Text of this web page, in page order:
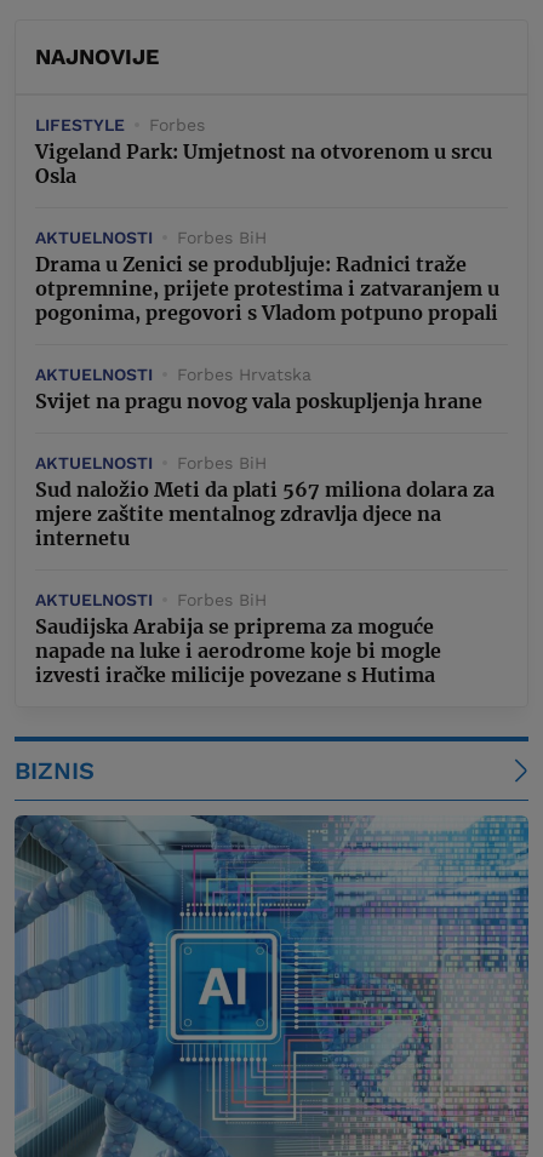
NAJNOVIJE
LIFESTYLE Forbes
Vigeland Park: Umjetnost na otvorenom u srcu
Osla
AKTUELNOSTI Forbes BiH
Drama u Zenici se produbljuje: Radnici traže
otpremnine, prijete protestima i zatvaranjem u
pogonima, pregovori s Vladom potpuno propali
AKTUELNOSTI Forbes Hrvatska
Svijet na pragu novog vala poskupljenja hrane
AKTUELNOSTI Forbes BiH
Sud naložio Meti da plati 567 miliona dolara za
mjere zaštite mentalnog zdravlja djece na
internetu
AKTUELNOSTI Forbes BiH
Saudijska Arabija se priprema za moguće
napade na luke i aerodrome koje bi mogle
izvesti iračke milicije povezane s Hutima
BIZNIS